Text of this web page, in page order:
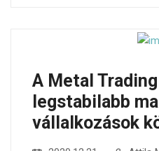
A Metal
legstabilabb
vállalkozások